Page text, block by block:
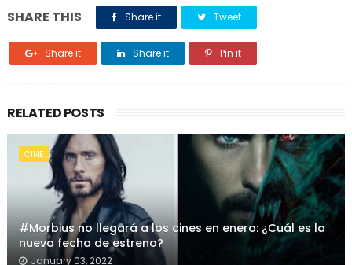
SHARE THIS Share it Tweet
Share it Share it Pin it
RELATED POSTS
CINE
#Morbius no llegará a los cines en enero: ¿Cuál es la
nueva fecha de estreno?
January 03, 2022